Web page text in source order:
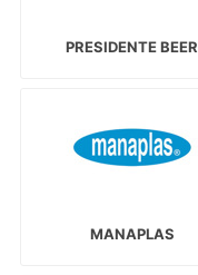
PRESIDENTE BEER
MANAPLAS